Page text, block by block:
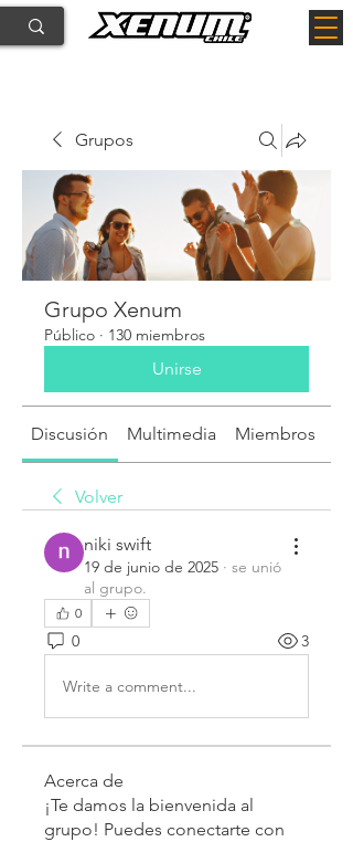
Grupos
Grupo Xenum
Público · 130 miembros
Unirse
Discusión Multimedia Miembros
Volver
niki swift
19 de junio de 2025 · se unió
al grupo.
0
0 3
Write a comment...
Acerca de
¡Te damos la bienvenida al
grupo! Puedes conectarte con